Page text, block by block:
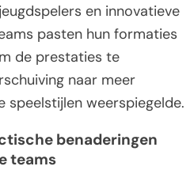
en innovatieve
pasten hun formaties
de prestaties te
naar meer
speelstijlen weerspiegelde.
benaderingen
teams